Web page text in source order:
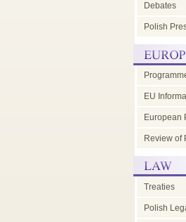
Debates
Polish
EU
European
Review of
Treaties
Polish